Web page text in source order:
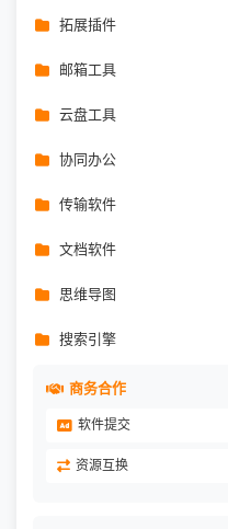
拓展插件
邮箱工具
云盘工具
协同办公
传输软件
文档软件
思维导图
搜索引擎
商务合作
软件提交
资源互换